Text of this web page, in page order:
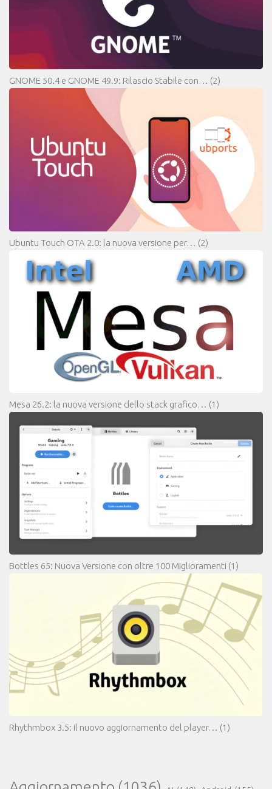
GNOME 50.4 e GNOME 49.9: Rilascio Stabile con… (2)
Ubuntu Touch OTA 2.0: la nuova versione per… (2)
Mesa 26.2: la nuova versione dello stack grafico… (1)
Bottles 65: Nuova Versione con oltre 100 Miglioramenti (1)
Rhythmbox 3.5: il nuovo aggiornamento del player… (1)